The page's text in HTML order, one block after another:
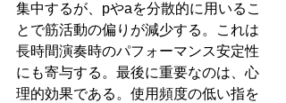
集中するが、pやaを分散的に用いるこ
とで筋活動の偏りが減少する。これは
長時間演奏時のパフォーマンス安定性
にも寄与する。最後に重要なのは、心
理的効果である。使用頻度の低い指を